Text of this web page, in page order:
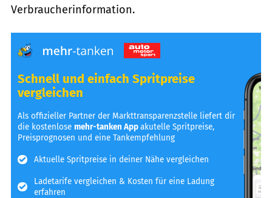
Verbraucherinformation.
Schnell und einfach Spritpreise
vergleichen
Als offizieller Partner der Markttransparenzstelle liefert dir
die kostenlosemehr-tanken Appakutelle Spritpreise,
Preisprognosen und eine Tankempfehlung
Aktuelle Spritpreise in deiner Nähe vergleichen
Ladetarife vergleichen & Kosten für eine Ladung
erfahren